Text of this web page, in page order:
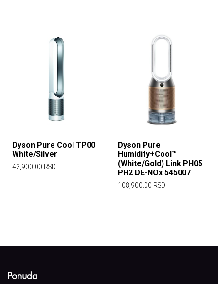
Dyson Pure Cool TP00
White/Silver
42,900.00 RSD
Dyson Pure
Humidify+Cool™
(White/Gold) Link PH05
PH2 DE-NOx 545007
108,900.00 RSD
Ponuda